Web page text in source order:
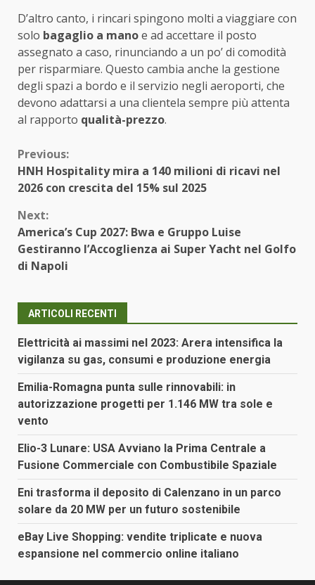
D’altro canto, i rincari spingono molti a viaggiare con
solo bagaglio a manoe ad accettare il posto
assegnato a caso, rinunciando a un po’ di comodità
per risparmiare. Questo cambia anche la gestione
degli spazi a bordo e il servizio negli aeroporti, che
devono adattarsi a una clientela sempre più attenta
al rapporto qualità-prezzo.
Continue
Reading
Previous:
HNH Hospitality mira a 140 milioni di ricavi nel
2026 con crescita del 15% sul 2025
Next:
America’s Cup 2027: Bwa e Gruppo Luise
Gestiranno l’Accoglienza ai Super Yacht nel Golfo
di Napoli
ARTICOLI RECENTI
Elettricità ai massimi nel 2023: Arera intensifica la
vigilanza su gas, consumi e produzione energia
Emilia-Romagna punta sulle rinnovabili: in
autorizzazione progetti per 1.146 MW tra sole e
vento
Elio-3 Lunare: USA Avviano la Prima Centrale a
Fusione Commerciale con Combustibile Spaziale
Eni trasforma il deposito di Calenzano in un parco
solare da 20 MW per un futuro sostenibile
eBay Live Shopping: vendite triplicate e nuova
espansione nel commercio online italiano